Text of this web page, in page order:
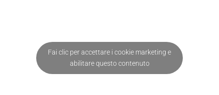
Fai clic per accettare i cookie marketing e
abilitare questo contenuto